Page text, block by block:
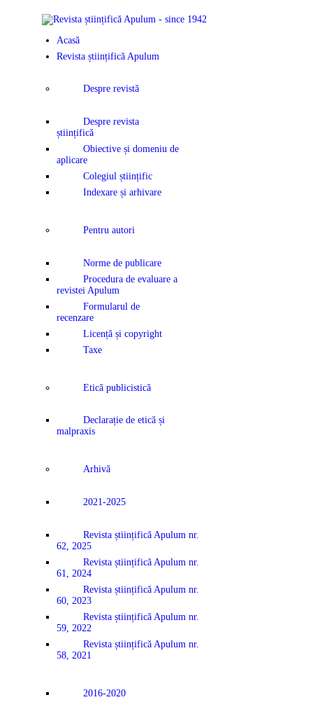
Acasă
Revista științifică Apulum
Despre revistă
Despre revista
științifică
Obiective și domeniu de
aplicare
Colegiul științific
Indexare și arhivare
Pentru autori
Norme de publicare
Procedura de evaluare a
revistei Apulum
Formularul de
recenzare
Licență și copyright
Taxe
Etică publicistică
Declarație de etică și
malpraxis
Arhivă
2021-2025
Revista științifică Apulum nr.
62, 2025
Revista științifică Apulum nr.
61, 2024
Revista științifică Apulum nr.
60, 2023
Revista științifică Apulum nr.
59, 2022
Revista științifică Apulum nr.
58, 2021
2016-2020
ACASĂ